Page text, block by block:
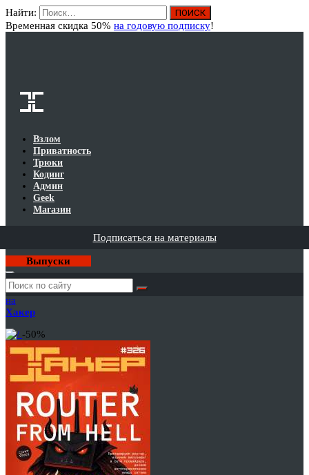
Найти:
Временная скидка 50% на годовую подписку!
Взлом
Приватность
Трюки
Кодинг
Админ
Geek
Магазин
Подписаться на материалы
Выпуски
Годовая
подписка
на
Хакер
-50%